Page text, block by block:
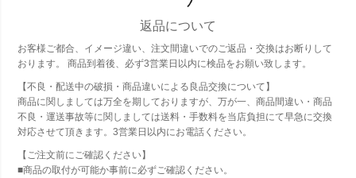
返品について
お客様ご都合、イメージ違い、注文間違いでのご返品・交換はお断りして
おります。 商品到着後、必ず3営業日以内に検品をお願い致します。
【不良・配送中の破損・商品違いによる良品交換について】
商品に関しましては万全を期しておりますが、万が一、商品間違い・商品
不良・運送事故等に関しましては送料・手数料を当店負担にて早急に交換
対応させて頂きます。3営業日以内にお電話ください。
【ご注文前にご確認ください】
■商品の取付が可能か事前に必ずご確認ください。